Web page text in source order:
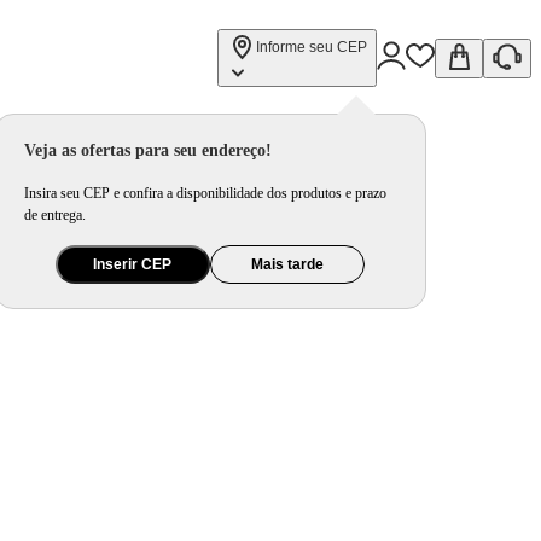
Informe seu CEP
Veja as ofertas para seu endereço!
Insira seu CEP e confira a disponibilidade dos produtos e prazo
de entrega.
Inserir CEP Mais tarde